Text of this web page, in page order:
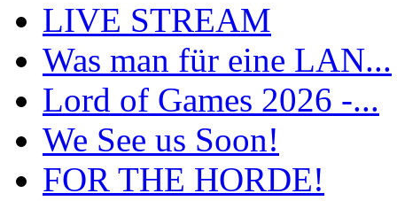
LIVE STREAM
Was man für eine LAN...
Lord of Games 2026 -...
We See us Soon!
FOR THE HORDE!